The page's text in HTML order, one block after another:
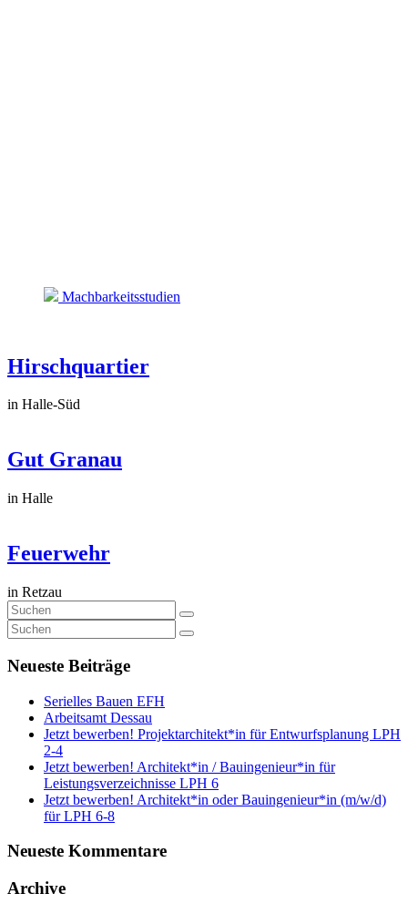
Machbarkeitsstudien
Hirschquartier
in Halle-Süd
Gut Granau
in Halle
Feuerwehr
in Retzau
Neueste Beiträge
Serielles Bauen EFH
Arbeitsamt Dessau
Jetzt bewerben! Projektarchitekt*in für Entwurfsplanung LPH
2-4
Jetzt bewerben! Architekt*in / Bauingenieur*in für
Leistungsverzeichnisse LPH 6
Jetzt bewerben! Architekt*in oder Bauingenieur*in (m/w/d)
für LPH 6-8
Neueste Kommentare
Archive